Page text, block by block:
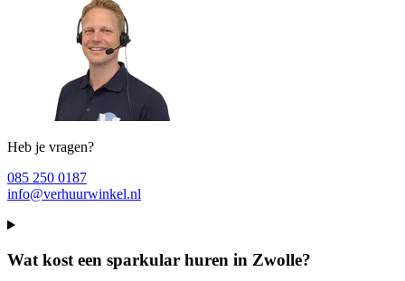
Heb je vragen?
085 250 0187
info@verhuurwinkel.nl
Wat kost een sparkular huren in Zwolle?